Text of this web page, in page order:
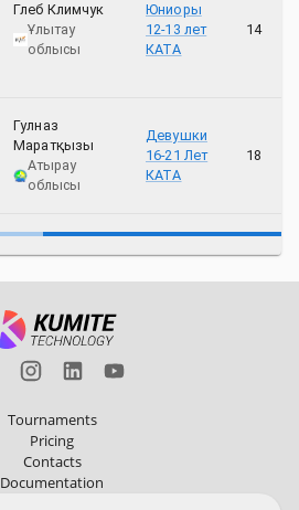
Глеб Климчук
Ұлытау
облысы
Юниоры
12-13 лет
КАТА
14
Гулназ
Mаратқызы
Атырау
облысы
Девушки
16-21 Лет
КАТА
18
Tournaments
Pricing
Contacts
Documentation